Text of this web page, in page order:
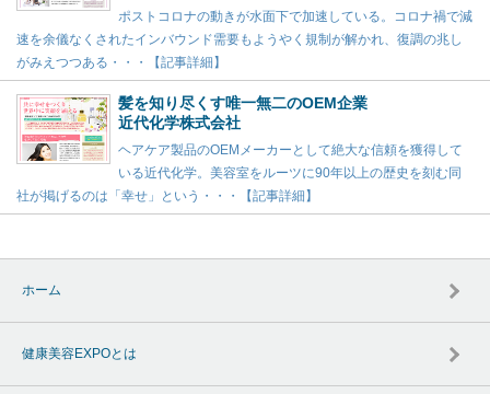
ポストコロナの動きが水面下で加速している。コロナ禍で減
速を余儀なくされたインバウンド需要もようやく規制が解かれ、復調の兆し
がみえつつある・・・【記事詳細】
髪を知り尽くす唯一無二のOEM企業
近代化学株式会社
ヘアケア製品のOEMメーカーとして絶大な信頼を獲得して
いる近代化学。美容室をルーツに90年以上の歴史を刻む同
社が掲げるのは「幸せ」という・・・【記事詳細】
ホーム
健康美容EXPOとは